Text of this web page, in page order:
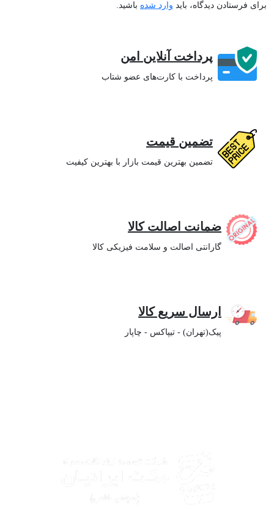
برای فرستادن دیدگاه، باید وارد شده باشید.
پرداخت آنلاین امن
پرداخت با کارت‌های عضو شتاب
تضمین قیمت
تضمین بهترین قیمت بازار با بهترین کیفیت
ضمانت اصالت کالا
گارانتی اصالت و سلامت فیزیکی کالا
ارسال سریع کالا
پیک(تهران) - تیپاکس - چاپار